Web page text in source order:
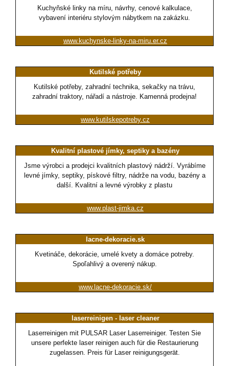
Kuchyňské linky na míru, návrhy, cenové kalkulace,
vybavení interiéru stylovým nábytkem na zakázku.
www.kuchynske-linky-na-miru.er.cz
Kutilské potřeby
Kutilské potřeby, zahradní technika, sekačky na trávu,
zahradní traktory, nářadí a nástroje. Kamenná prodejna!
www.kutilskepotreby.cz
Kvalitní plastové jímky, septiky a bazény
Jsme výrobci a prodejci kvalitních plastový nádrží. Vyrábíme
levné jímky, septiky, pískové filtry, nádrže na vodu, bazény a
další. Kvalitní a levné výrobky z plastu
www.plast-jimka.cz
lacne-dekoracie.sk
Kvetináče, dekorácie, umelé kvety a domáce potreby.
Spoľahlivý a overený nákup.
www.lacne-dekoracie.sk/
laserreinigen - laser cleaner
Laserreinigen mit PULSAR Laser Laserreiniger. Testen Sie
unsere perfekte laser reinigen auch für die Restaurierung
zugelassen. Preis für Laser reinigungsgerät.